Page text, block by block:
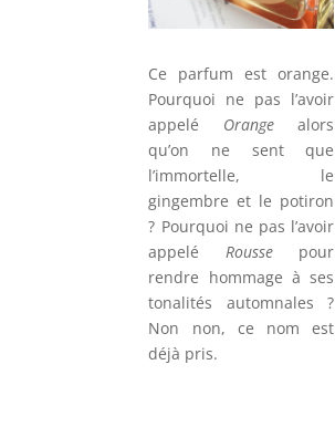
Ce parfum est orange.
Pourquoi ne pas l’avoir
appelé Orangealors
qu’on ne sent que
l’immortelle, le
gingembre et le potiron
? Pourquoi ne pas l’avoir
appelé Roussepour
rendre hommage à ses
tonalités automnales ?
Non non, ce nom est
déjà pris.